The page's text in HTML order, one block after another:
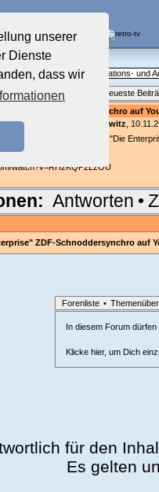
unserer
Dienste
dass wir
Forum
rund um Animations- und
• Neues Thema
Neueste
ZDF-Schnoddersynchro auf
von:
Arschibald Puschtawitz ,
Ausschnitte aus der Serie "Die
watch?v=RHzKQP2LzOU
Antworten •
ZDF-Schnoddersynchro auf
Forenliste •
In diesem Forum
Klicke hier, um Dich
für den
Es gelten